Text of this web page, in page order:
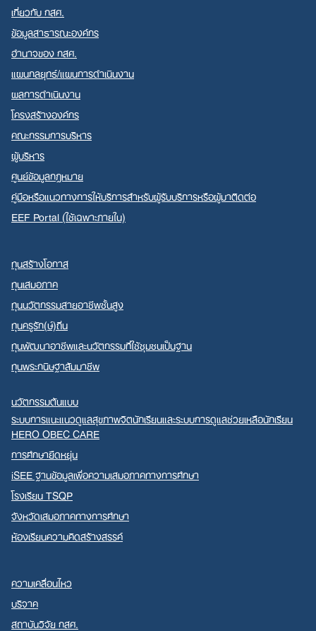
Search
for:
เกี่ยวกับ กสศ.
ข้อมูลสาธารณะองค์กร
อำนาจของ กสศ.
แผนกลยุทธ์/แผนการดำเนินงาน
ผลการดำเนินงาน
โครงสร้างองค์กร
คณะกรรมการบริหาร
ผู้บริหาร
ศูนย์ข้อมูลกฎหมาย
คู่มือหรือแนวทางการให้บริการสำหรับผู้รับบริการหรือผู้มาติดต่อ
EEF Portal (ใช้เฉพาะภายใน)
ทุนสร้างโอกาส
ทุนเสมอภาค
ทุนนวัตกรรมสายอาชีพชั้นสูง
ทุนครูรัก(ษ์)ถิ่น
ทุนพัฒนาอาชีพและนวัตกรรมที่ใช้ชุมชนเป็นฐาน
ทุนพระกนิษฐาสัมมาชีพ
นวัตกรรมต้นแบบ
ระบบการแนะแนวดูแลสุขภาพจิตนักเรียนและระบบการดูแลช่วยเหลือนักเรียน
HERO OBEC CARE
การศึกษายืดหยุ่น
iSEE ฐานข้อมูลเพื่อความเสมอภาคทางการศึกษา
โรงเรียน TSQP
จังหวัดเสมอภาคทางการศึกษา
ห้องเรียนความคิดสร้างสรรค์
ความเคลื่อนไหว
บริจาค
สถาบันวิจัย กสศ.